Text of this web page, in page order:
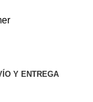
Y ENTREGA